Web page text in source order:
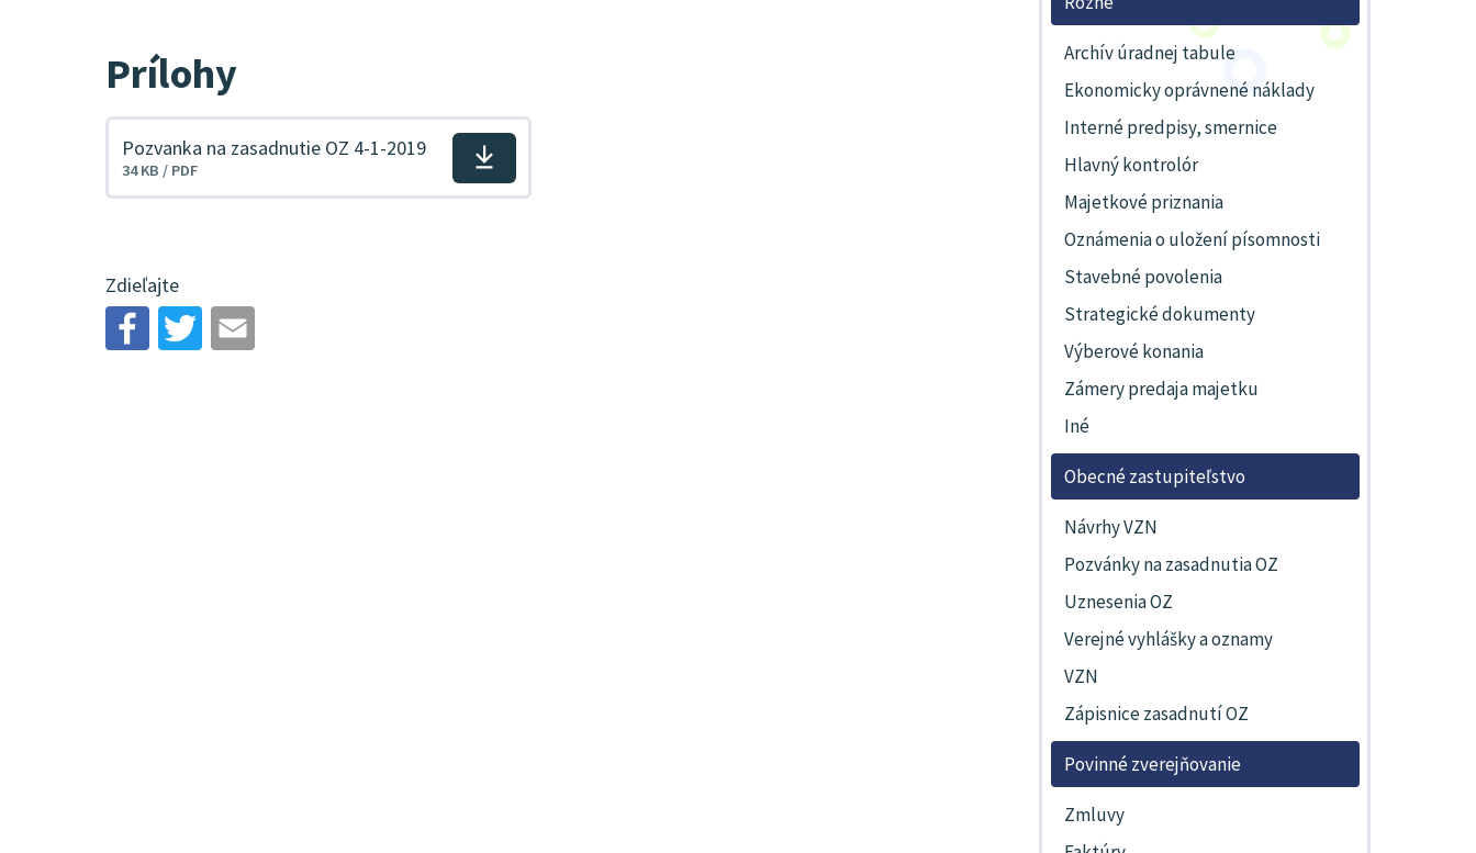
Prílohy
Stiahnuť
Pozvanka na zasadnutie OZ 4-1-2019
34 KB / PDF
Zdieľajte
Archív úradnej tabule
Ekonomicky oprávnené náklady
Interné predpisy, smernice
Hlavný kontrolór
Majetkové priznania
Oznámenia o uložení písomnosti
Stavebné povolenia
Strategické dokumenty
Výberové konania
Zámery predaja majetku
Iné
Obecné zastupiteľstvo
Návrhy VZN
Pozvánky na zasadnutia OZ
Uznesenia OZ
Verejné vyhlášky a oznamy
VZN
Zápisnice zasadnutí OZ
Povinné zverejňovanie
Zmluvy